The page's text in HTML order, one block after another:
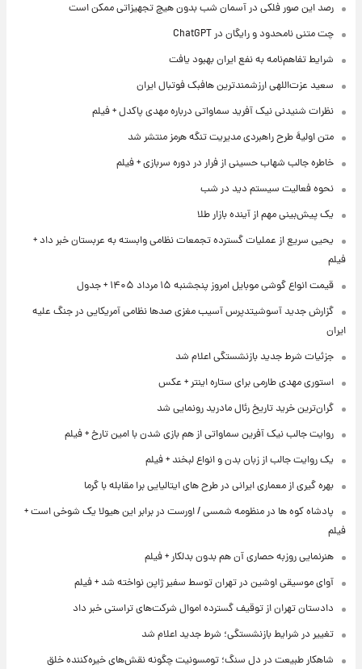
رصد این صور فلکی در آسمان شب بدون هیچ تجهیزاتی ممکن است
چت متنی نامحدود و رایگان در ChatGPT
شرایط تفاهم‌نامه به نفع ایران بهبود یافت
سعید عزت‌اللهی ارزشمندترین هافبک فوتبال ایران
نظرات شنیدنی نیک آفرید سماواتی درباره مهدی پاکدل + فیلم
متن اولیۀ طرح راهبردی مدیریت تنگه هرمز منتشر شد
خاطره جالب شهاب حسینی از فرار در دوره سربازی + فیلم
نحوه فعالیت سیستم دید در شب
یک پیش‌بینی مهم از آینده بازار طلا
یحیی سریع از عملیات گسترده تجمعات نظامی وابسته به عربستان خبر داد +
فیلم
قیمت انواع گوشی موبایل امروز پنجشنبه ۱۵ مرداد ۱۴۰۵ + جدول
گزارش جدید آسوشیتدپرس آسیب مغزی صدها نظامی آمریکایی در جنگ علیه
ایران
جزئیات شرط جدید بازنشستگی اعلام شد
استوری مهدی طارمی برای ستاره اینتر + عکس
گران‌ترین خرید تاریخ رئال مادرید رونمایی شد
روایت جالب نیک آفرین سماواتی از هم بازی شدن با امین تارخ + فیلم
یک روایت جالب از زبان بدن و انواع لبخند + فیلم
بهره گیری از معماری ایرانی در طرح های ایتالیایی برا مقابله با گرما
پادشاه کوه ها در منظومه شمسی / اورست در برابر این هیولا یک شوخی است +
فیلم
هنرنمایی روزبه حصاری آن هم بدون بدلکار + فیلم
آوای موسیقی اوشین در تهران توسط سفیر ژاپن نواخته شد + فیلم
دادستان تهران از توقیف گسترده اموال شرکت‌های تراستی خبر داد
تغییر در شرایط بازنشستگی؛ شرط جدید اعلام شد
شاهکار طبیعت در دل سنگ؛ تومسونیت چگونه نقش‌های خیره‌کننده خلق